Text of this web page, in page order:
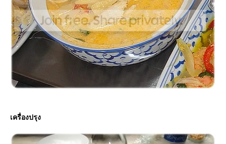
เครื่องปรุง